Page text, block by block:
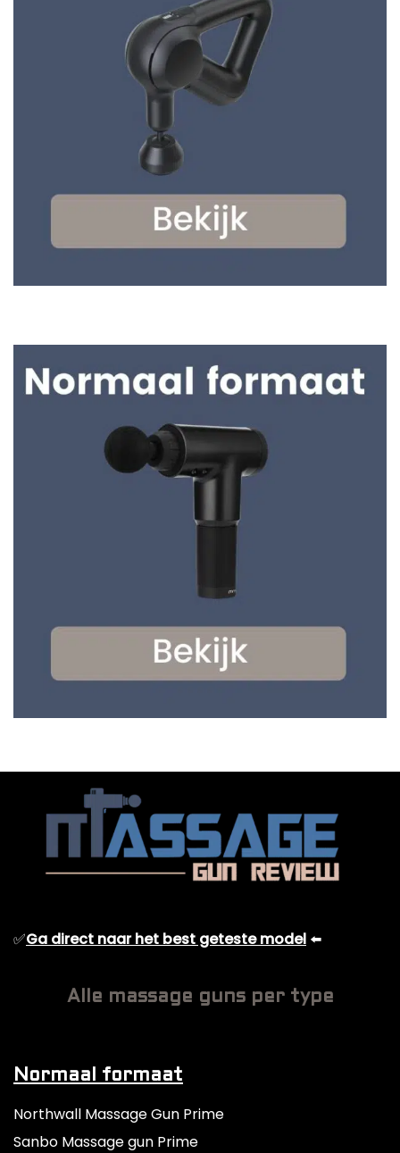
✅Ga direct naar het best geteste model ⬅️
Alle massage guns per type
Normaal formaat
Northwall Massage Gun Prime
Sanbo Massage gun Prime